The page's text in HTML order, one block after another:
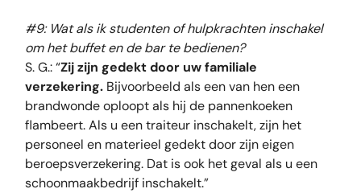
#9: Wat als ik studenten of hulpkrachten inschakel
om het buffet en de bar te bedienen?
S. G.: “Zij zijn gedekt door uw familiale
verzekering. Bijvoorbeeld als een van hen een
brandwonde oploopt als hij de pannenkoeken
flambeert. Als u een traiteur inschakelt, zijn het
personeel en materieel gedekt door zijn eigen
beroepsverzekering. Dat is ook het geval als u een
schoonmaakbedrijf inschakelt.”